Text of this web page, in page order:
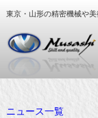
東京・山形の精密機械や
ニュース一覧